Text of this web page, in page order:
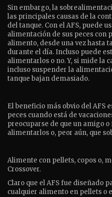
Sin embargo, la
las principales causas de la
del tanque. Con el AFS, puede
alimentación de sus peces con
alimento, desde una vez hasta
durante el día. Incluso puede
alimentarlos o no. Y, si mide la
incluso suspender la
tanque bajan demasiado.
El beneficio más obvio del AFS
peces cuando está de
preocuparse de que un amigo
alimentarlos o, peor aún, que
Alimente con pellets, copos o,
Crossover.
Claro que el AFS fue diseñado
cualquier alimento en pellets o